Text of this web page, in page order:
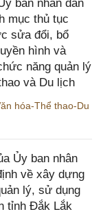
ban nhân dân
mục thủ tục
sửa đổi, bổ
hình và
năng quản lý
và Du lịch
hóa-Thể thao-Du
Ủy ban nhân
về xây dựng
lý, sử dụng
tỉnh Đắk Lắk